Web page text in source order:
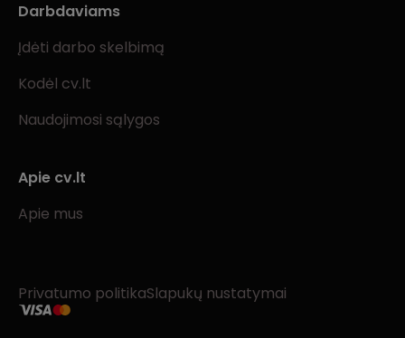
Darbdaviams
Įdėti darbo skelbimą
Kodėl cv.lt
Naudojimosi sąlygos
Apie cv.lt
Apie mus
Privatumo politikaSlapukų nustatymai